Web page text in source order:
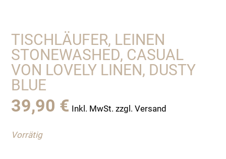
TISCHLÄUFER, LEINEN
STONEWASHED, CASUAL
VON LOVELY LINEN, DUSTY
BLUE
39,90 € Inkl. MwSt. zzgl. Versand
Vorrätig